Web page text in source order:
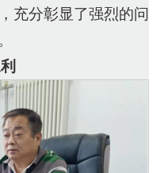
充分彰显了强烈的问